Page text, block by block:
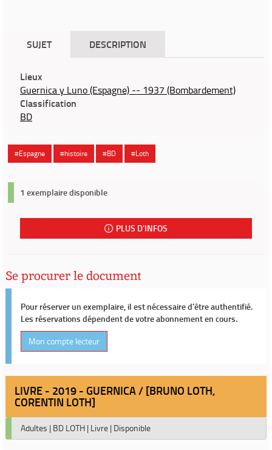
SUJET DESCRIPTION
Lieux
Guernica y Luno (Espagne) -- 1937 (Bombardement)
Classification
BD
#Espagne #histoire #BD #Loth
1 exemplaire disponible
PLUS D'INFOS
Se procurer le document
Pour réserver un exemplaire, il est nécessaire d'être authentifié.
Les réservations dépendent de votre abonnement en cours.
Mon compte lecteur
LIVRE - 2019 - GUERNICA / [BRUNO LOTH,
CORENTIN LOTH]
Adultes | BD LOTH | Livre | Disponible